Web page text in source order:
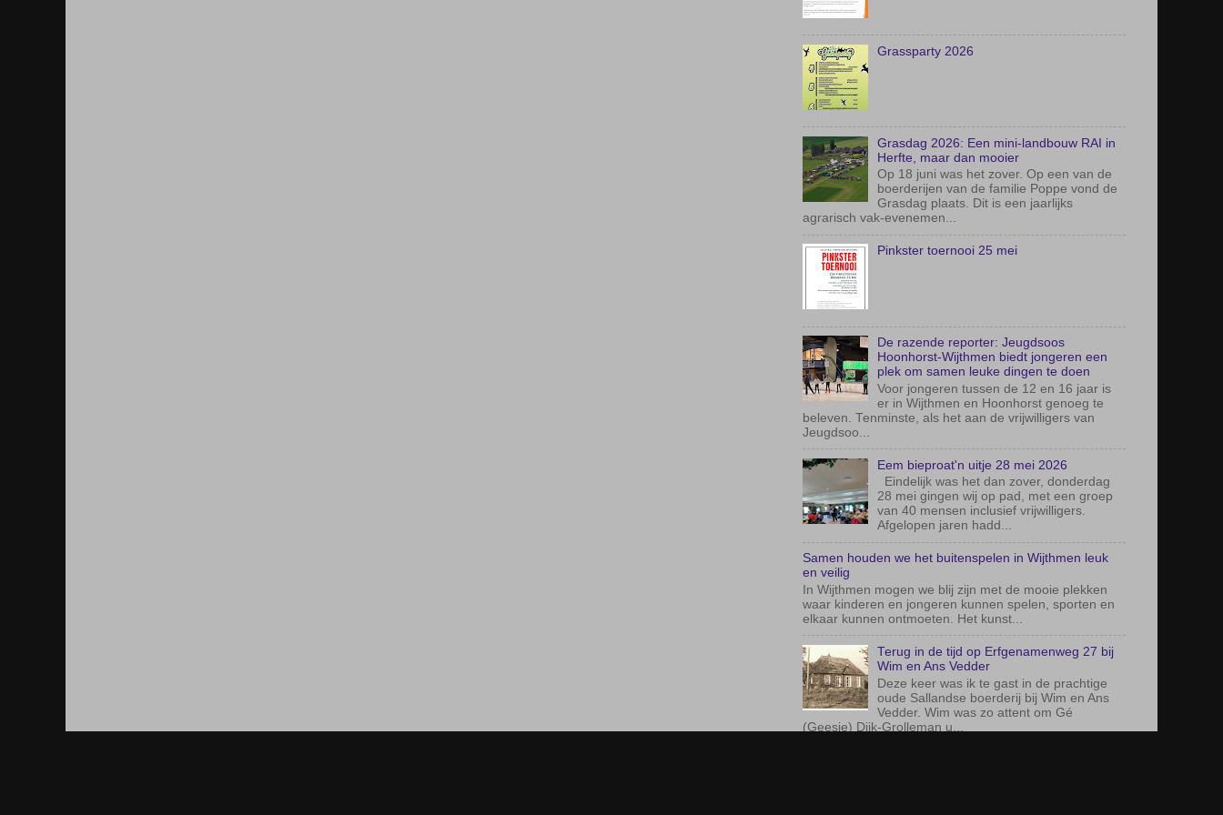
agrarisch vak-evenemen...
De razende reporter: Jeugdsoos
Hoonhorst-Wijthmen biedt jongeren een
plek om samen leuke dingen te doen
Voor jongeren tussen de 12 en 16 jaar is
er in Wijthmen en Hoonhorst genoeg te
beleven. Tenminste, als het aan de vrijwilligers van
Jeugdsoo...
van 40 mensen inclusief vrijwilligers.
Afgelopen jaren hadd...
Samen houden we het buitenspelen in Wijthmen leuk
en veilig
In Wijthmen mogen we blij zijn met de mooie plekken
waar kinderen en jongeren kunnen spelen, sporten en
elkaar kunnen ontmoeten. Het kunst...
Terug in de tijd op Erfgenamenweg 27 bij
Wim en Ans Vedder
Deze keer was ik te gast in de prachtige
oude Sallandse boerderij bij Wim en Ans
Vedder. Wim was zo attent om Gé
(Geesje) Dijk-Grolleman u...
Agora-onderwijs vertrekt altijd vanuit de
bedoeling en geeft invulling aan onze
missie: ‘Ieder kind de ruimte geven om zijn
of haar unieke t...
PAGINA'S
Elshofbode
Agenda